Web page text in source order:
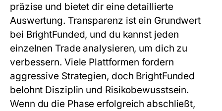
präzise und bietet dir eine detaillierte
Auswertung. Transparenz ist ein Grundwert
bei BrightFunded, und du kannst jeden
einzelnen Trade analysieren, um dich zu
verbessern. Viele Plattformen fordern
aggressive Strategien, doch BrightFunded
belohnt Disziplin und Risikobewusstsein.
Wenn du die Phase erfolgreich abschließt,